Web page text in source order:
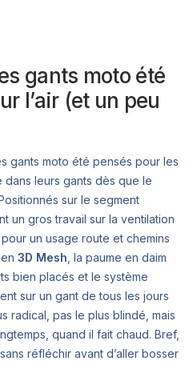
gants moto été
l’air (et un peu
gants moto été pensés pour les
dans leurs gants dès que le
sur le segment
un gros travail sur la ventilation
un usage route et chemins
3D Mesh , la paume en daim
bien placés et le système
sur un gant de tous les jours
radical, pas le plus blindé, mais
quand il fait chaud. Bref,
réfléchir avant d’aller bosser